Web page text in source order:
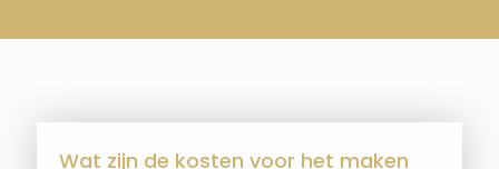
Wat zijn de kosten voor het maken